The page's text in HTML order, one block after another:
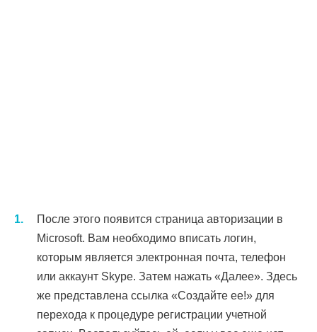
После этого появится страница авторизации в
Microsoft. Вам необходимо вписать логин,
которым является электронная почта, телефон
или аккаунт Skype. Затем нажать «Далее». Здесь
же представлена ссылка «Создайте ее!» для
перехода к процедуре регистрации учетной